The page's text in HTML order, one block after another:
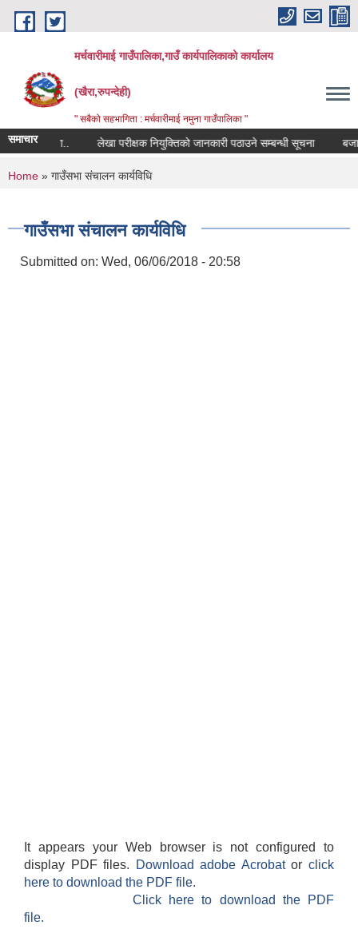
Skip to main content
मर्चवारीमाई गाउँपालिका,गाउँ कार्यपालिकाको कार्यालय
(खैरा,रुपन्देही)
" सबैको सहभागिता : मर्चवारीमाई नमुना गाउँपालिका "
समाचार
सूचना.. लेखा परीक्षक नियुक्तिको जानकारी पठाउने सम्बन्धी सूचना बजार मूल्य
You are here
Home » गाउँसभा संचालन कार्यविधि
गाउँसभा संचालन कार्यविधि
Submitted on: Wed, 06/06/2018 - 20:58
It appears your Web browser is not configured to
display PDF files.
Download adobe Acrobatorclick
here to download the PDF file.
Click here to download the PDF
file.